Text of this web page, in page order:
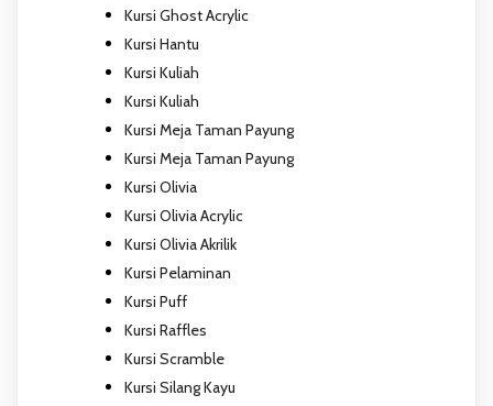
Kursi Ghost Acrylic
Kursi Hantu
Kursi Kuliah
Kursi Kuliah
Kursi Meja Taman Payung
Kursi Meja Taman Payung
Kursi Olivia
Kursi Olivia Acrylic
Kursi Olivia Akrilik
Kursi Pelaminan
Kursi Puff
Kursi Raffles
Kursi Scramble
Kursi Silang Kayu